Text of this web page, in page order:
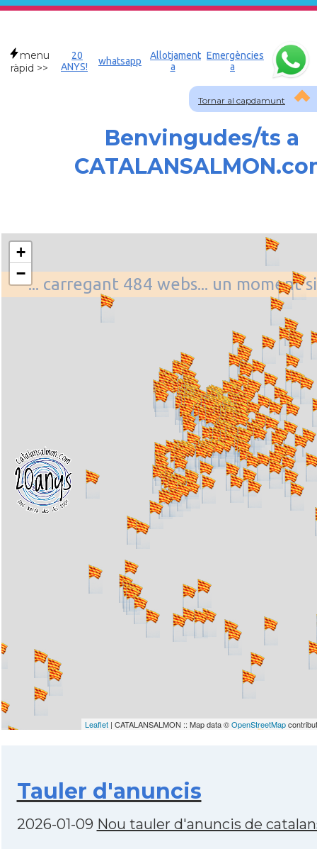
Tornar al capdamunt
menu
ràpid >>
20
ANYS!
whatsapp
Allotjament
a
Emergències
a
Benvingudes/ts a
... carregant 484 webs... un moment
+
−
Leaflet | CATALANSALMON :: Map data ©OpenStreetMap
Tauler d'anuncis
2026-01-09 Nou tauler d'anuncis de